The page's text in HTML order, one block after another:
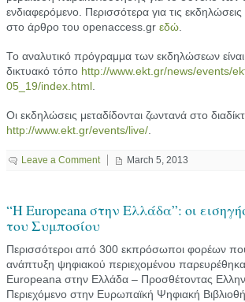
ενδιαφερόμενο. Περισσότερα για τις
στο άρθρο του openaccess.gr εδώ.
Το αναλυτικό πρόγραμμα των εκδηλώσεων είναι
δικτυακό τόπο http://www.ekt.gr/news/events/
05_19/index.html .
Οι εκδηλώσεις μεταδίδονται ζωντανά στο
http://www.ekt.gr/events/live/.
Leave a Comment March 5, 2013
“Η Europeana στην Ελλάδα”: οι
του Συμποσίου
Περισσότεροι από 300 εκπρόσωποι φορέων
ανάπτυξη ψηφιακού περιεχομένου
Europeana στην Ελλάδα – Προσθέτοντας
Περιεχόμενο στην Ευρωπαϊκή Ψηφιακή